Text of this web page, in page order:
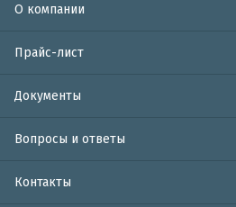
О компании
Прайс-лист
Документы
Вопросы и ответы
Контакты